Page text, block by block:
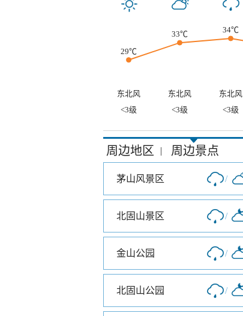
29℃
33℃
34℃
东北风 东北风 东北风
<3级
<3级 <3级
周边地区 | 周边景点
茅山风景区 /
北固山景区 /
金山公园 /
北固山公园 /